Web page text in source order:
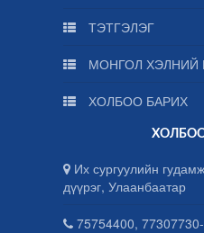
ТЭТГЭЛЭГ
МОНГОЛ ХЭЛНИЙ
ХОЛБОО БАРИХ
Их сургуулийн
дүүрэг, Улаанбаатар
75754400,